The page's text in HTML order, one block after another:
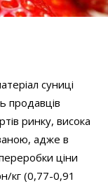
суниці
продавців
ринку, висока
адже в
ціни
кг (0,77-0,91